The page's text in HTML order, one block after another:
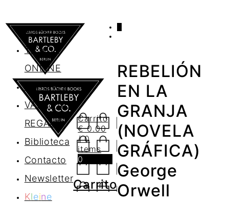
AGENDA
TIENDA
ONLINE
Nosotros
VALES DE
REGALO
Biblioteca
Contacto
Newsletter
Kleine
Carrito
€0.00
/ 0
items
0
Carrito
REBELIÓN
EN LA
GRANJA
(NOVELA
GRÁFICA)
George
Orwell